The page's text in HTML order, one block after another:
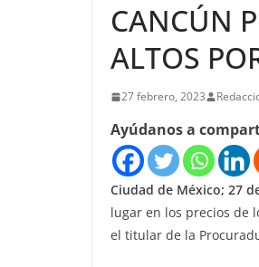
CANCÚN
ALTOS
27 febrero, 2023
Ayúdanos a
Ciudad de México; 27
lugar en los precios de
el titular de la